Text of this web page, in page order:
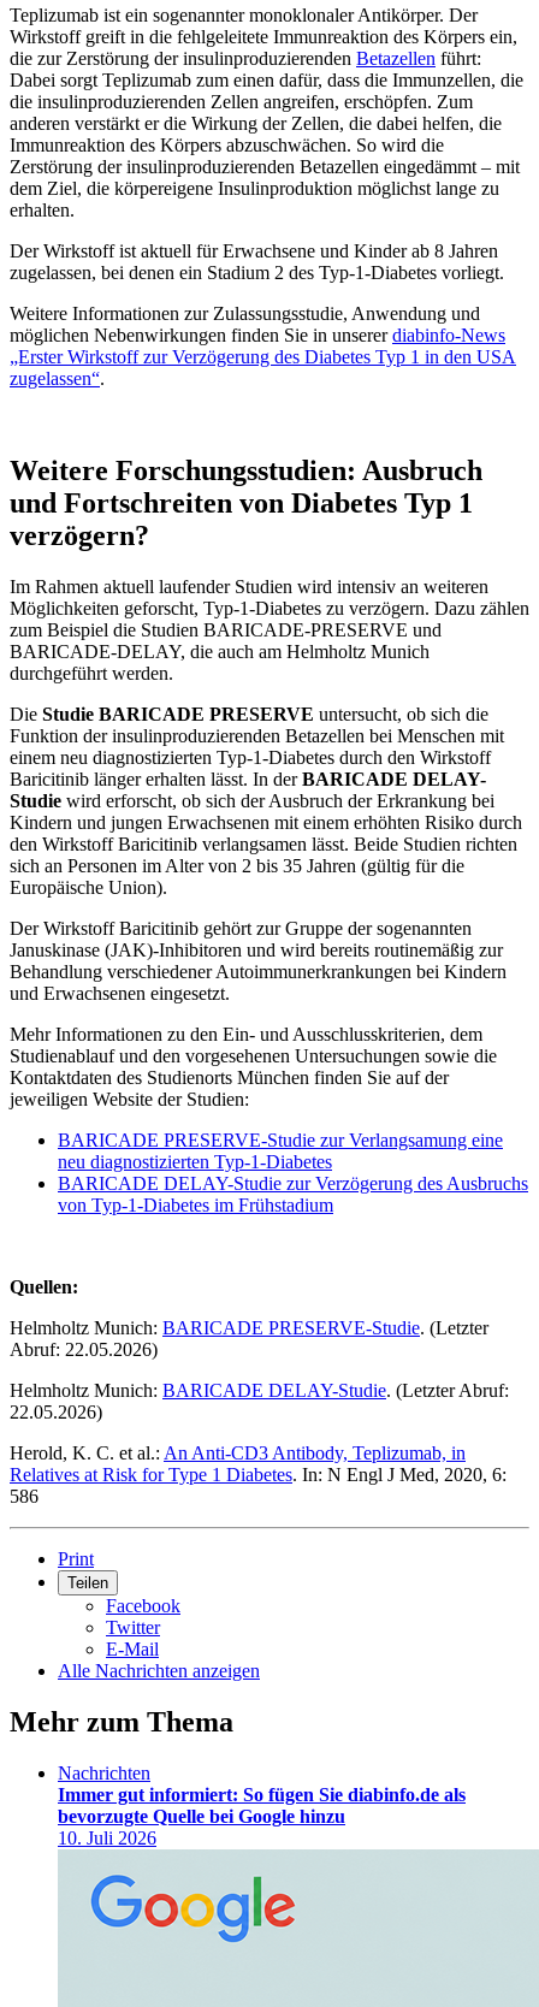
Teplizumab ist ein sogenannter monoklonaler Antikörper. Der
Wirkstoff greift in die fehlgeleitete Immunreaktion des Körpers ein,
die zur Zerstörung der insulinproduzierenden Betazellen führt:
Dabei sorgt Teplizumab zum einen dafür, dass die Immunzellen, die
die insulinproduzierenden Zellen angreifen, erschöpfen. Zum
anderen verstärkt er die Wirkung der Zellen, die dabei helfen, die
Immunreaktion des Körpers abzuschwächen. So wird die
Zerstörung der insulinproduzierenden Betazellen eingedämmt – mit
dem Ziel, die körpereigene Insulinproduktion möglichst lange zu
erhalten.
Der Wirkstoff ist aktuell für Erwachsene und Kinder ab 8 Jahren
zugelassen, bei denen ein Stadium 2 des Typ-1-Diabetes vorliegt.
Weitere Informationen zur Zulassungsstudie, Anwendung und
möglichen Nebenwirkungen finden Sie in unsererdiabinfo-News
„Erster Wirkstoff zur Verzögerung des Diabetes Typ 1 in den USA
zugelassen“.
Weitere Forschungsstudien: Ausbruch
und Fortschreiten von Diabetes Typ 1
verzögern?
Im Rahmen aktuell laufender Studien wird intensiv an weiteren
Möglichkeiten geforscht, Typ-1-Diabetes zu verzögern. Dazu zählen
zum Beispiel die Studien BARICADE-PRESERVE und
BARICADE-DELAY, die auch am Helmholtz Munich
durchgeführt werden.
Die Studie BARICADE PRESERVE untersucht, ob sich die
Funktion der insulinproduzierenden Betazellen bei Menschen mit
einem neu diagnostizierten Typ-1-Diabetes durch den Wirkstoff
Baricitinib länger erhalten lässt. In derBARICADE DELAY-
Studie wird erforscht, ob sich der Ausbruch der Erkrankung bei
Kindern und jungen Erwachsenen mit einem erhöhten Risiko durch
den Wirkstoff Baricitinib verlangsamen lässt. Beide Studien richten
sich an Personen im Alter von 2 bis 35 Jahren (gültig für die
Europäische Union).
Der Wirkstoff Baricitinib gehört zur Gruppe der sogenannten
Januskinase (JAK)-Inhibitoren und wird bereits routinemäßig zur
Behandlung verschiedener Autoimmunerkrankungen bei Kindern
und Erwachsenen eingesetzt.
Mehr Informationen zu den Ein- und Ausschlusskriterien, dem
Studienablauf und den vorgesehenen Untersuchungen sowie die
Kontaktdaten des Studienorts München finden Sie auf der
jeweiligen Website der Studien:
BARICADE PRESERVE-Studie zur Verlangsamung eine
neu diagnostizierten Typ-1-Diabetes
BARICADE DELAY-Studie zur Verzögerung des Ausbruchs
von Typ-1-Diabetes im Frühstadium
Quellen:
Helmholtz Munich: BARICADE PRESERVE-Studie. (Letzter
Abruf: 22.05.2026)
Helmholtz Munich: BARICADE DELAY-Studie. (Letzter Abruf:
22.05.2026)
Herold, K. C. et al.: An Anti-CD3 Antibody, Teplizumab, in
Relatives at Risk for Type 1 Diabetes. In: N Engl J Med, 2020, 6:
586
Print
Teilen
Facebook
Twitter
E-Mail
Alle Nachrichten anzeigen
Mehr zum Thema
Nachrichten
Immer gut informiert: So fügen Sie diabinfo.de als
bevorzugte Quelle bei Google hinzu
10. Juli 2026